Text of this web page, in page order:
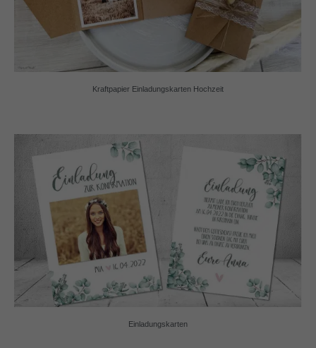
Kraftpapier Einladungskarten Hochzeit
Einladungskarten